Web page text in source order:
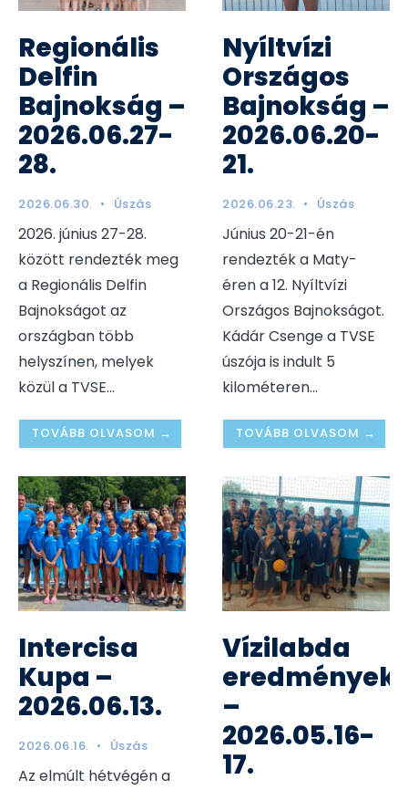
Regionális
Delfin
Bajnokság –
2026.06.27-
28.
2026.06.30. • Úszás
2026. június 27-28.
között rendezték meg
a Regionális Delfin
Bajnokságot az
országban több
helyszínen, melyek
közül a TVSE...
TOVÁBB OLVASOM →
Nyíltvízi
Országos
Bajnokság –
2026.06.20-
21.
2026.06.23. • Úszás
Június 20-21-én
rendezték a Maty-
éren a 12. Nyíltvízi
Országos Bajnokságot.
Kádár Csenge a TVSE
úszója is indult 5
kilométeren...
TOVÁBB OLVASOM →
Intercisa
Kupa –
2026.06.13.
2026.06.16. • Úszás
Az elmúlt hétvégén a
Vízilabda
eredmények
–
2026.05.16-
17.